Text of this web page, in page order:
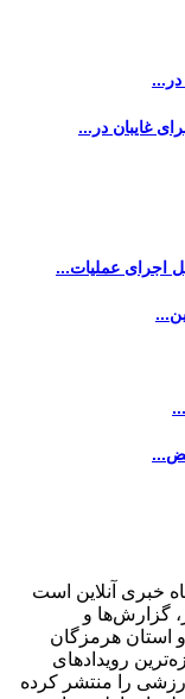
در...
غایبان در...
اجرای عملیات...
خبری آنلاین است
گزارش‌ها و
استان هرمزگان
رویدادهای
را منتشر کرده